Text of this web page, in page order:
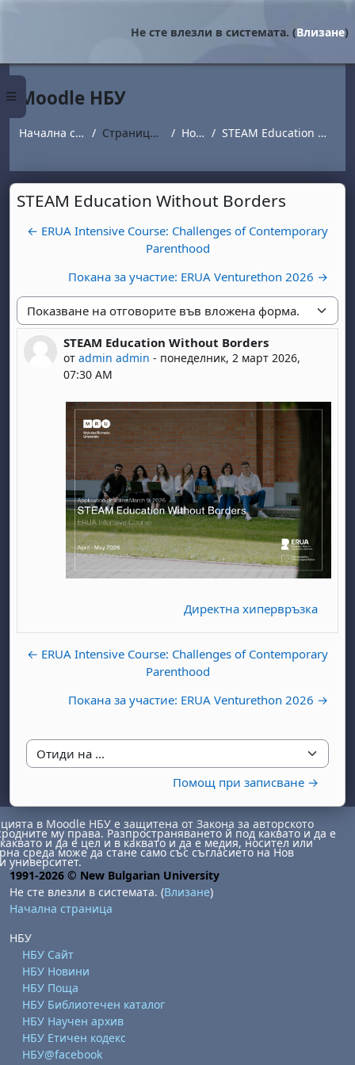
Страничен панел
Не сте влезли в системата. (Влизане)
Moodle НБУ
Начална страница Страници от сайта Новини STEAM Education Without Borders
STEAM Education Without Borders
← ERUA Intensive Course: Challenges of Contemporary
Parenthood
Покана за участие: ERUA Venturethon 2026 →
Начин на показване
STEAM Education Without Borders
от admin admin - понеделник, 2 март 2026,
07:30 AM
Number of replies: 0
Директна хипервръзка
← ERUA Intensive Course: Challenges of Contemporary
Parenthood
Покана за участие: ERUA Venturethon 2026 →
Отиди на ...
Помощ при записване →
1 август
неделя, 2 август
6 август
август8 август
неделя, 9 август
август
август
15 август
неделя, 16 август
август
август
29 август
неделя, 30 август
в Moodle НБУ е защитена от Закона за авторското
му права. Разпространяването й под каквато и да е
и да е цел и в каквато и да е медия, носител или
среда може да стане само със съгласието на Нов
университет.
1991-2026 © New Bulgarian University
Не сте влезли в системата. (Влизане)
Начална страница
НБУ
НБУ Сайт
НБУ Новини
НБУ Поща
НБУ Библиотечен каталог
НБУ Научен архив
НБУ Етичен кодекс
НБУ@facebook